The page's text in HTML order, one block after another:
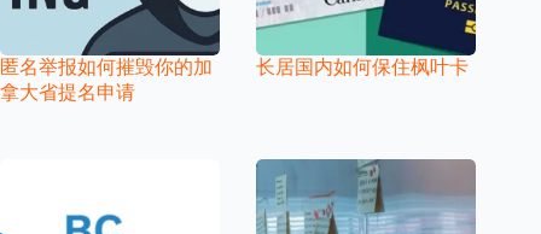
匿名举报如何摧毁你的加
拿大省提名申请
长居国内如何保住枫叶卡